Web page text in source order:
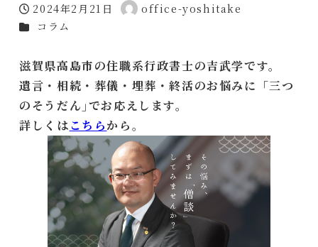
投稿日
2024年2月21日
著
office-yoshitake
カテゴリー
コラム
滋賀県高島市の住職系行政書士の吉武学です。
遺言・相続・葬儀・埋葬・終活のお悩みに「三つ
のそうだん｣でお応えします。
詳しくは こちらから。